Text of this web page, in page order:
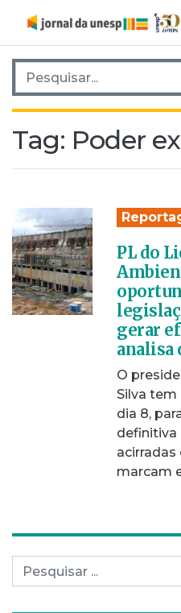
Pesquisar por:
Tag: Poder
PL do
gerar
analisa
O
Silva
dia 8,
definitiva
marcam
Pesquisar por: